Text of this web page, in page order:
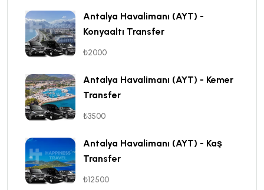
Antalya Havalimanı (AYT) -
Konyaaltı Transfer
₺2000
Antalya Havalimanı (AYT) - Kemer
Transfer
₺3500
Antalya Havalimanı (AYT) - Kaş
Transfer
₺12500